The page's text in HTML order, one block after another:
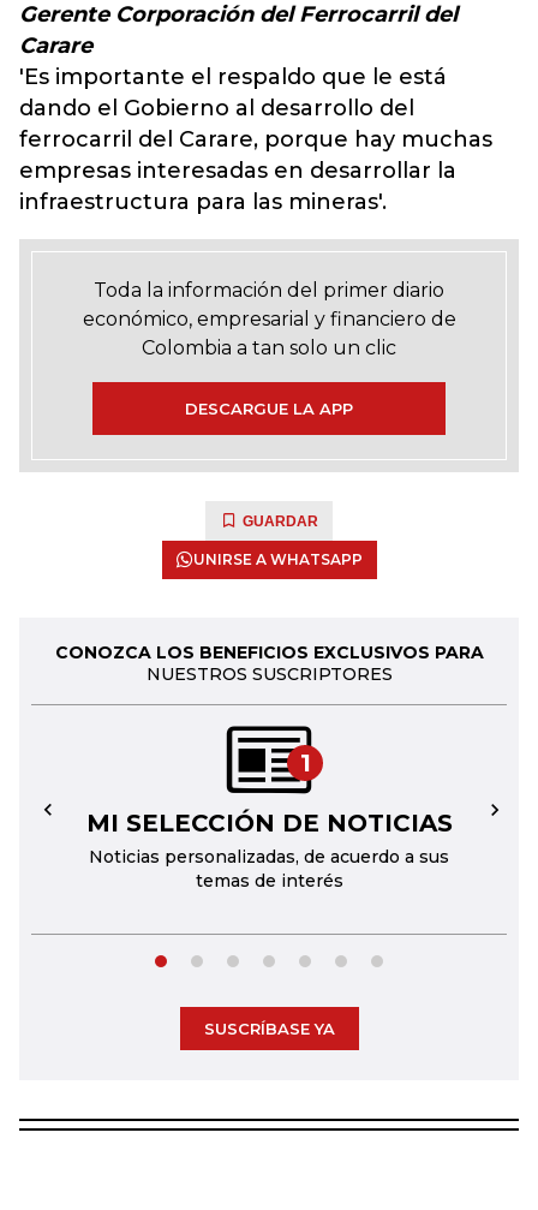
Gerente Corporación del Ferrocarril del
Carare
'Es importante el respaldo que le está
dando el Gobierno al desarrollo del
ferrocarril del Carare, porque hay muchas
empresas interesadas en desarrollar la
infraestructura para las mineras'.
Toda la información del primer diario
económico, empresarial y financiero de
Colombia a tan solo un clic
DESCARGUE LA APP
GUARDAR
UNIRSE A WHATSAPP
CONOZCA LOS BENEFICIOS EXCLUSIVOS PARA
NUESTROS SUSCRIPTORES
1
MI SELECCIÓN DE NOTICIAS
Noticias personalizadas, de acuerdo a sus
temas de interés
← →
SUSCRÍBASE YA